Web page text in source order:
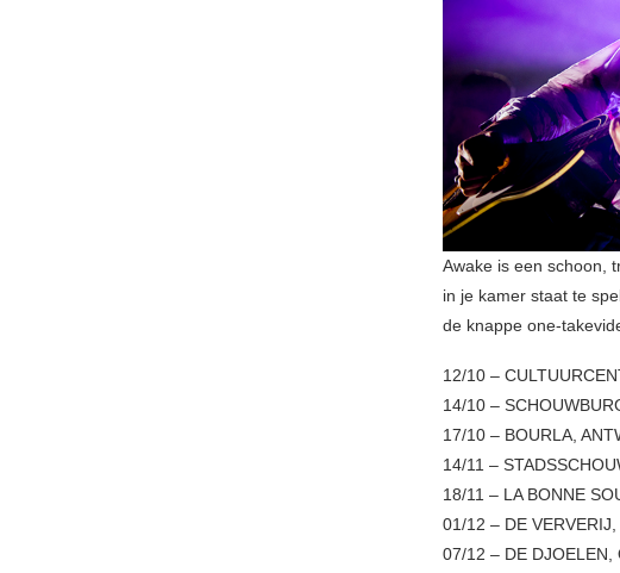
Awake is een schoon,
in je kamer staat te
de knappe one-
12/10 –
14/10 –
17/10 – BOURLA,
14/11 –
18/11 – LA BONNE
01/12 – DE
07/12 – DE DJOELEN,